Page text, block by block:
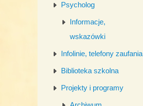
Psycholog
Informacje,
wskazówki
Infolinie, telefony zaufania
Biblioteka szkolna
Projekty i programy